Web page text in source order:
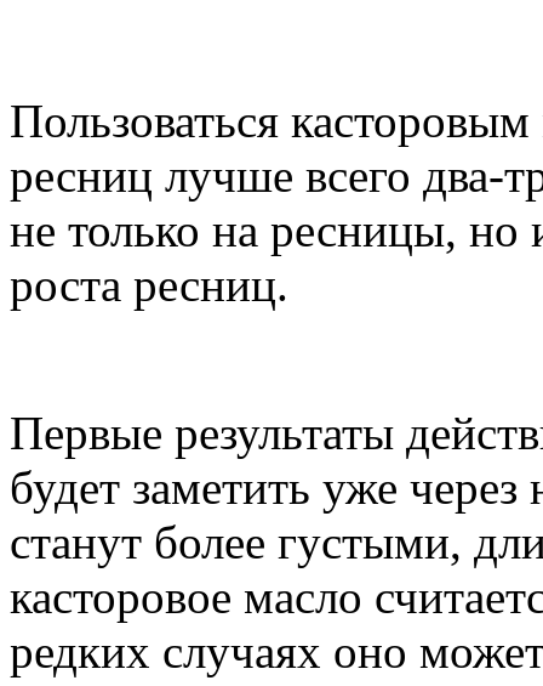
Пользоваться
ресниц лучше всего два-
не только на ресницы, но
роста ресниц.
Первые результаты
будет заметить уже
станут более густыми,
касторовое масло
редких случаях оно